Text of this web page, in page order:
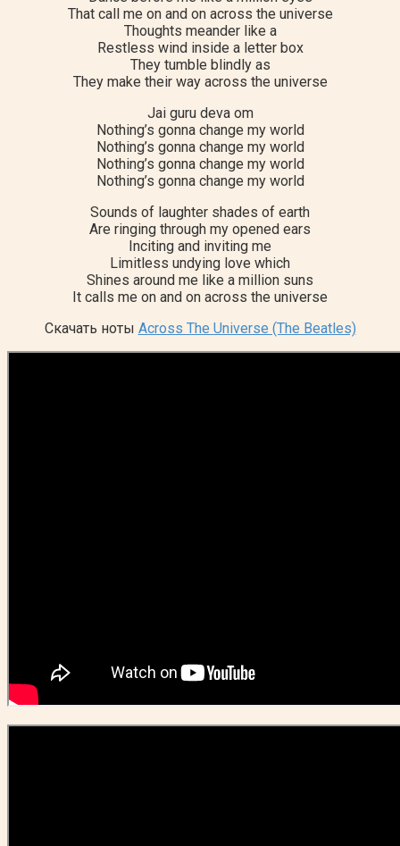
That call me on and on across the universe
Thoughts meander like a
Restless wind inside a letter box
They tumble blindly as
They make their way across the universe
Jai guru deva om
Nothing’s gonna change my world
Nothing’s gonna change my world
Nothing’s gonna change my world
Nothing’s gonna change my world
Sounds of laughter shades of earth
Are ringing through my opened ears
Inciting and inviting me
Limitless undying love which
Shines around me like a million suns
It calls me on and on across the universe
Скачать ноты Across The Universe (The Beatles)